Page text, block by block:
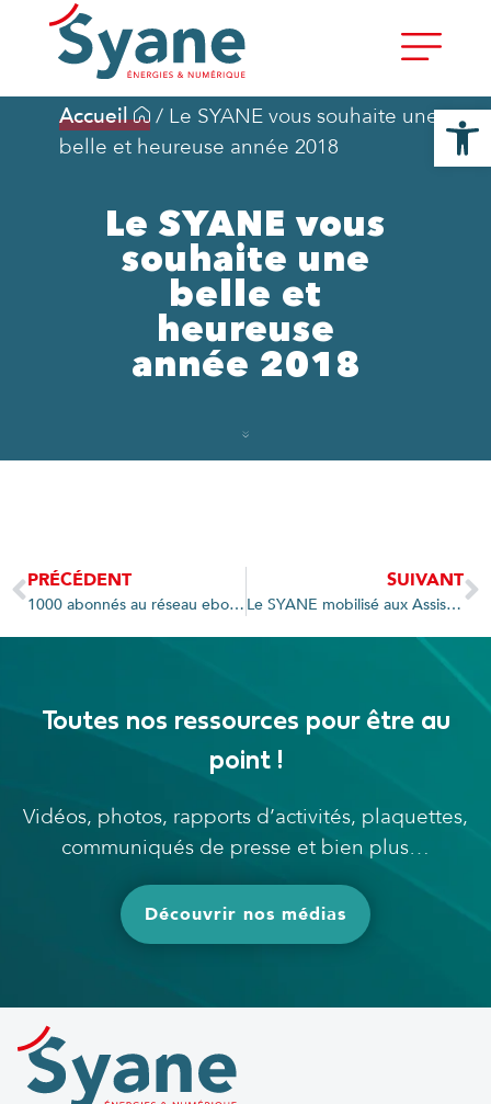
Accueil / Le SYANE vous souhaite une
belle et heureuse année 2018
Le SYANE vous
souhaite une
belle et
heureuse
année 2018
PRÉCÉDENT
1000 abonnés au réseau eborn !
SUIVANT
Le SYANE mobilisé aux Assises européennes de la Transition énergétique
Toutes nos ressources pour être au
point !
Vidéos, photos, rapports d’activités, plaquettes,
communiqués de presse et bien plus…
Découvrir nos médias
Ouvrir